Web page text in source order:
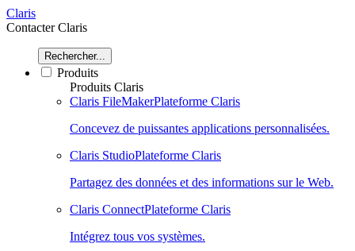
Claris
Contacter Claris
Rechercher...
Produits
Produits Claris
Claris FileMakerPlateforme Claris
Concevez de puissantes applications personnalisées.
Claris StudioPlateforme Claris
Partagez des données et des informations sur le Web.
Claris ConnectPlateforme Claris
Intégrez tous vos systèmes.